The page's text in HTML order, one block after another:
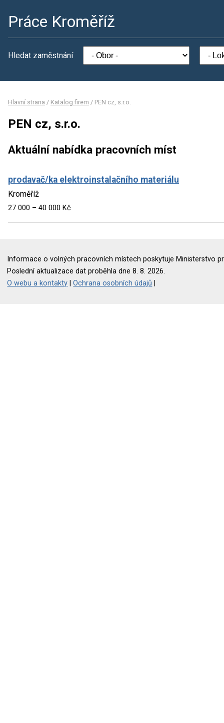
Práce Kroměříž
Hledat zaměstnání
Hlavní strana / Katalog firem / PEN cz, s.r.o.
PEN cz, s.r.o.
Aktuální nabídka pracovních míst
prodavač/ka elektroinstalačního materiálu
Kroměříž
27 000 – 40 000 Kč
Informace o volných pracovních místech poskytuje Ministerstvo
Poslední aktualizace dat proběhla dne 8. 8. 2026.
O webu a kontakty |Ochrana osobních údajů